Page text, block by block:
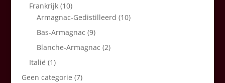
Frankrijk (10)
Armagnac-Gedistilleerd (10)
Bas-Armagnac (9)
Blanche-Armagnac (2)
Italië (1)
Geen categorie (7)